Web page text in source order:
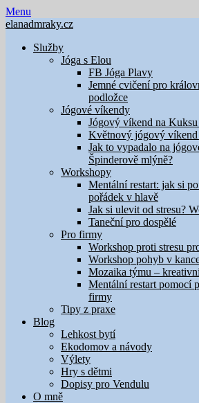
Skip
to
Menu
elanadmraky.cz
Služby
Jóga s Elou
FB Jóga Plavy
Jemné cvičení pro
podložce
Jógové víkendy
Jógový víkend na
Květnový jógový víkend
Jak to vypadalo na
Špinderově mlýně?
Workshopy
Mentální restart: jak si
pořádek v hlavě
Jak si ulevit od stresu?
Taneční pro dospělé
Pro firmy
Workshop proti stresu
Workshop pohyb v
Mozaika týmu –
Mentální restart pomocí
firmy
Tipy z praxe
Blog
Lehkost bytí
Ekodomov a návody
Výlety
Hry s dětmi
Dopisy pro Vendulu
O mně